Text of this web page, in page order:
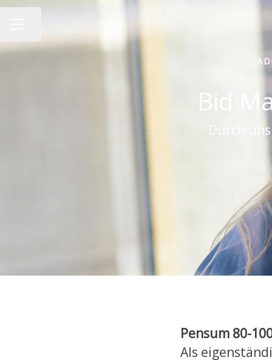
Bid
Durch
Pensum 80-
Als